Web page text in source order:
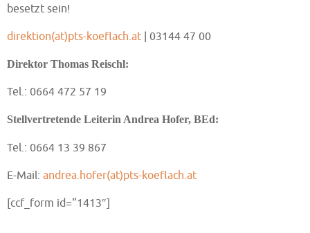
besetzt sein!
direktion(at)pts-koeflach.at | 03144 47 00
Direktor Thomas Reischl:
Tel.: 0664 472 57 19
Stellvertretende Leiterin Andrea Hofer, BEd:
Tel.: 0664 13 39 867
E-Mail: andrea.hofer(at)pts-koeflach.at
[ccf_form id=“1413″]